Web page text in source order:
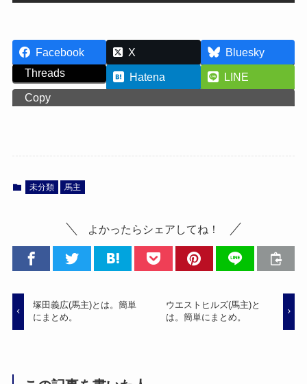
Facebook X
Bluesky
Threads
Hatena
LINE
Copy
未分類 馬主
よかったらシェアしてね！
塚田義広(馬主)とは。簡単
にまとめ。
ウエストヒルズ(馬主)と
は。簡単にまとめ。